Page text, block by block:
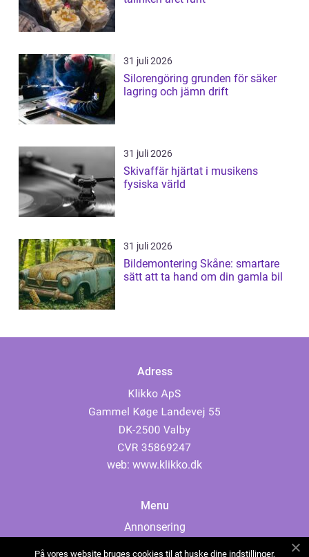
31 juli 2026
Silorengöring grunden för säker
lagring och jämn drift
31 juli 2026
Skivaffär hjärtat i musikens
fysiska värld
31 juli 2026
Bildemontering Skåne: smartare
sätt att ta hand om din gamla bil
Adress
web: www.klikko.dk
Menu
Annonsering
På vores website bruges cookies til at huske dine indstillinger,